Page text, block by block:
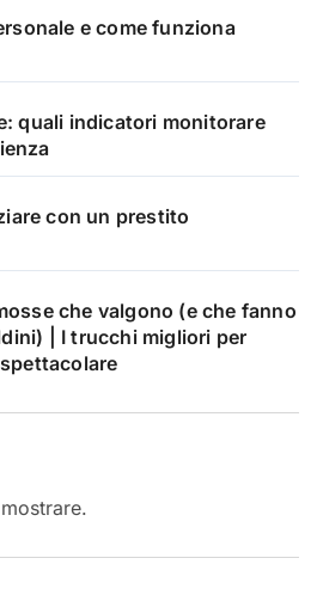
e come funziona
quali indicatori monitorare
con un prestito
che valgono (e che fanno
| I trucchi migliori per